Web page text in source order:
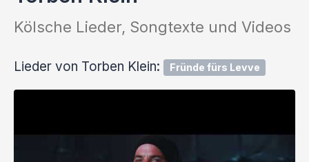
Kölsche Lieder, Songtexte und Videos
Lieder von Torben Klein: Fründe fürs Levve